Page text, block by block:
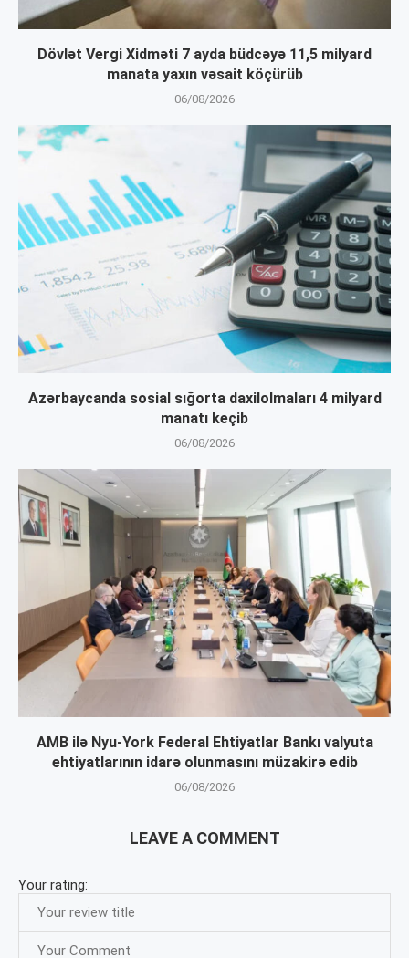
Dövlət Vergi Xidməti 7 ayda büdcəyə 11,5 milyard
manata yaxın vəsait köçürüb
06/08/2026
Azərbaycanda sosial sığorta daxilolmaları 4 milyard
manatı keçib
06/08/2026
AMB ilə Nyu-York Federal Ehtiyatlar Bankı valyuta
ehtiyatlarının idarə olunmasını müzakirə edib
06/08/2026
LEAVE A COMMENT
Your rating: